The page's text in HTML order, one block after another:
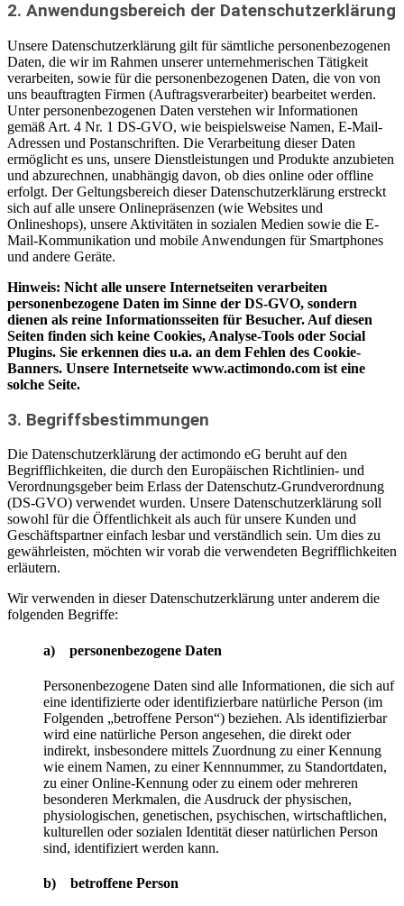
2. Anwendungsbereich der Datenschutzerklärung
Unsere Datenschutzerklärung gilt für sämtliche personenbezogenen
Daten, die wir im Rahmen unserer unternehmerischen Tätigkeit
verarbeiten, sowie für die personenbezogenen Daten, die von von
uns beauftragten Firmen (Auftragsverarbeiter) bearbeitet werden.
Unter personenbezogenen Daten verstehen wir Informationen
gemäß Art. 4 Nr. 1 DS-GVO, wie beispielsweise Namen, E-Mail-
Adressen und Postanschriften. Die Verarbeitung dieser Daten
ermöglicht es uns, unsere Dienstleistungen und Produkte anzubieten
und abzurechnen, unabhängig davon, ob dies online oder offline
erfolgt. Der Geltungsbereich dieser Datenschutzerklärung erstreckt
sich auf alle unsere Onlinepräsenzen (wie Websites und
Onlineshops), unsere Aktivitäten in sozialen Medien sowie die E-
Mail-Kommunikation und mobile Anwendungen für Smartphones
und andere Geräte.
Hinweis: Nicht alle unsere Internetseiten verarbeiten
personenbezogene Daten im Sinne der DS-GVO, sondern
dienen als reine Informationsseiten für Besucher. Auf diesen
Seiten finden sich keine Cookies, Analyse-Tools oder Social
Plugins. Sie erkennen dies u.a. an dem Fehlen des Cookie-
Banners. Unsere Internetseite www.actimondo.com ist eine
solche Seite.
3. Begriffsbestimmungen
Die Datenschutzerklärung der actimondo eG beruht auf den
Begrifflichkeiten, die durch den Europäischen Richtlinien- und
Verordnungsgeber beim Erlass der Datenschutz-Grundverordnung
(DS-GVO) verwendet wurden. Unsere Datenschutzerklärung soll
sowohl für die Öffentlichkeit als auch für unsere Kunden und
Geschäftspartner einfach lesbar und verständlich sein. Um dies zu
gewährleisten, möchten wir vorab die verwendeten Begrifflichkeiten
erläutern.
Wir verwenden in dieser Datenschutzerklärung unter anderem die
folgenden Begriffe:
a) personenbezogene Daten
Personenbezogene Daten sind alle Informationen, die sich auf
eine identifizierte oder identifizierbare natürliche Person (im
Folgenden „betroffene Person“) beziehen. Als identifizierbar
wird eine natürliche Person angesehen, die direkt oder
indirekt, insbesondere mittels Zuordnung zu einer Kennung
wie einem Namen, zu einer Kennnummer, zu Standortdaten,
zu einer Online-Kennung oder zu einem oder mehreren
besonderen Merkmalen, die Ausdruck der physischen,
physiologischen, genetischen, psychischen, wirtschaftlichen,
kulturellen oder sozialen Identität dieser natürlichen Person
sind, identifiziert werden kann.
b) betroffene Person